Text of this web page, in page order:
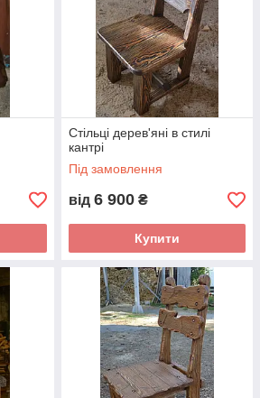
Стільці дерев'яні в стилі
кантрі
Під замовлення
від 6 900 ₴
Купити